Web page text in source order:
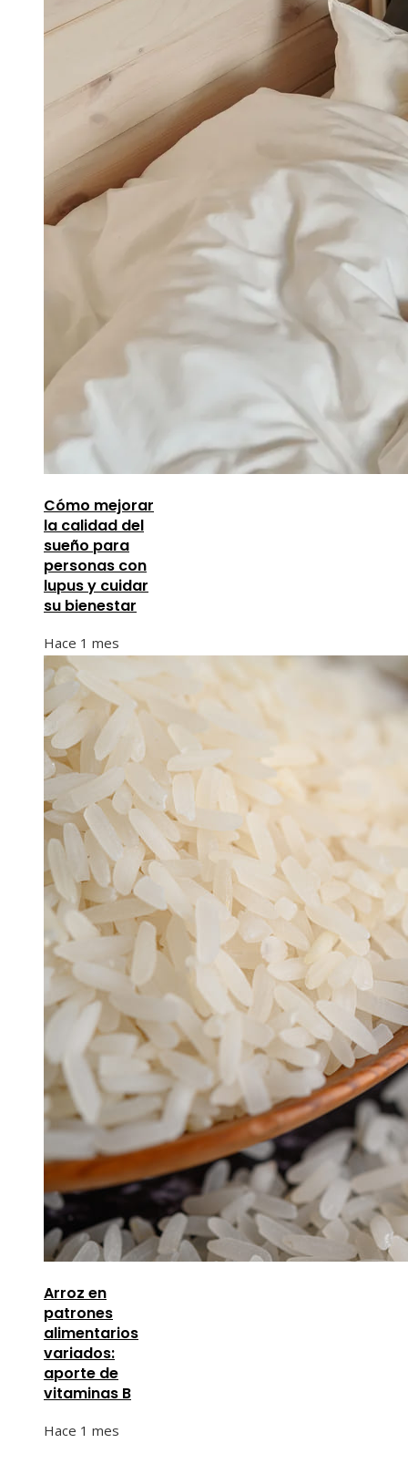
Cómo mejorar
la calidad del
sueño para
personas con
lupus y cuidar
su bienestar
Hace 1 mes
Arroz en
patrones
alimentarios
variados:
aporte de
vitaminas B
Hace 1 mes